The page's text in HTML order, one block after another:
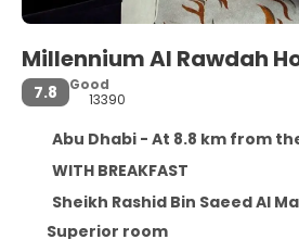
Millennium Al Rawdah
7.8
Good
13390
Abu Dhabi - At 8.8 km from
WITH BREAKFAST
Sheikh Rashid Bin Saeed Al
Superior room